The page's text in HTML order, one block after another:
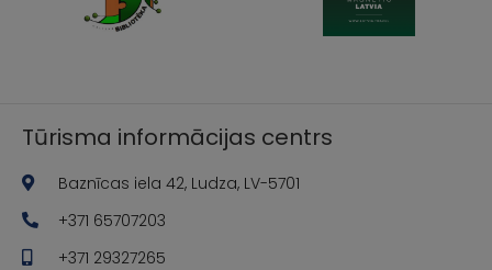
Tūrisma informācijas centrs
Baznīcas iela 42, Ludza, LV-5701
+371 65707203
+371 29327265